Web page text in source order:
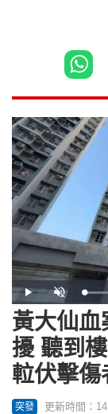
Play Unmute
黃大仙
擾 聽到
𨋢伏擊傷
突發 更新時間：